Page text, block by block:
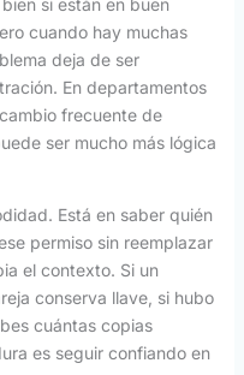
si están en buen
cuando hay muchas
deja de ser
En departamentos
frecuente de
ser mucho más lógica
Está en saber quién
permiso sin reemplazar
el contexto. Si un
conserva llave, si hubo
cuántas copias
es seguir confiando en